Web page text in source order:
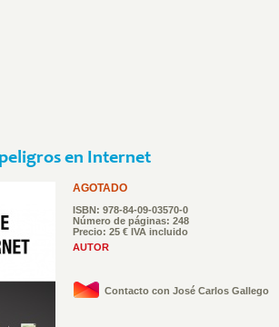
en Internet
AGOTADO
ISBN: 978-84-09-03570-0
Número de páginas: 248
Precio: 25 € IVA incluido
AUTOR
Contacto con José Carlos Gallego